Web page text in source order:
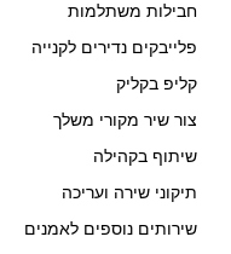
חבילות משתלמות
פלייבקים נדירים לקנייה
קליפ בקליק
צור שיר מקורי משלך
שיתוף בקהילה
תיקוני שירה ועריכה
שירותים נוספים לאמנים